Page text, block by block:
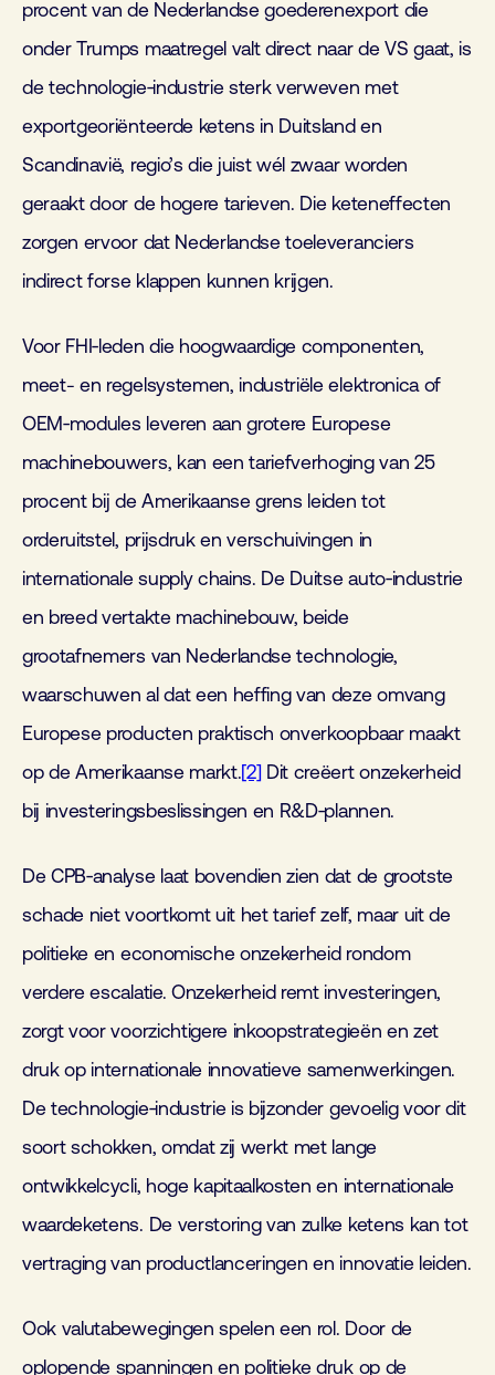
procent van de Nederlandse goederenexport die
onder Trumps maatregel valt direct naar de VS gaat, is
de technologie‑industrie sterk verweven met
exportgeoriënteerde ketens in Duitsland en
Scandinavië, regio’s die juist wél zwaar worden
geraakt door de hogere tarieven. Die keteneffecten
zorgen ervoor dat Nederlandse toeleveranciers
indirect forse klappen kunnen krijgen.
Voor FHI‑leden die hoogwaardige componenten,
meet- en regelsystemen, industriële elektronica of
OEM‑modules leveren aan grotere Europese
machinebouwers, kan een tariefverhoging van 25
procent bij de Amerikaanse grens leiden tot
orderuitstel, prijsdruk en verschuivingen in
internationale supply chains. De Duitse auto‑industrie
en breed vertakte machinebouw, beide
grootafnemers van Nederlandse technologie,
waarschuwen al dat een heffing van deze omvang
Europese producten praktisch onverkoopbaar maakt
op de Amerikaanse markt.[2] Dit creëert onzekerheid
bij investeringsbeslissingen en R&D‑plannen.
De CPB‑analyse laat bovendien zien dat de grootste
schade niet voortkomt uit het tarief zelf, maar uit de
politieke en economische onzekerheid rondom
verdere escalatie. Onzekerheid remt investeringen,
zorgt voor voorzichtigere inkoopstrategieën en zet
druk op internationale innovatieve samenwerkingen.
De technologie‑industrie is bijzonder gevoelig voor dit
soort schokken, omdat zij werkt met lange
ontwikkelcycli, hoge kapitaalkosten en internationale
waardeketens. De verstoring van zulke ketens kan tot
vertraging van productlanceringen en innovatie leiden.
Ook valutabewegingen spelen een rol. Door de
oplopende spanningen en politieke druk op de